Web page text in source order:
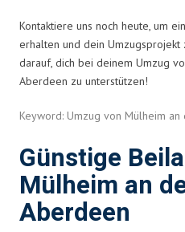
Kontaktiere uns noch heute, um
erhalten und dein Umzugsprojekt
darauf, dich bei deinem Umzug
Aberdeen zu unterstützen!
Keyword: Umzug von Mülheim
Günstige
Mülheim an
Aberdeen